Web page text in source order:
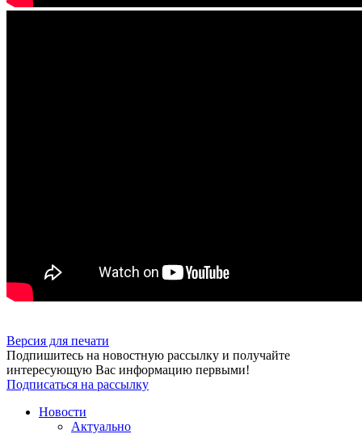
Версия для печати
Подпишитесь на новостную рассылку и получайте
интересующую Вас информацию первыми!
Подписаться на рассылку
Новости
Актуально